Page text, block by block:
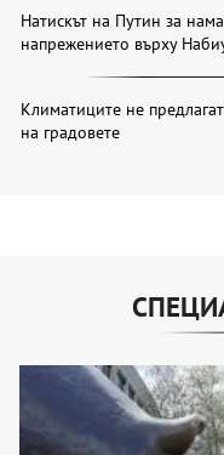
Натискът на Путин за
напрежението върху
Климатиците не
на градовете